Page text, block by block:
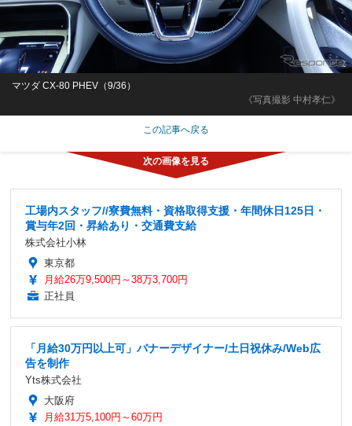
《写真撮影 中村孝仁》
マツダ CX-80 PHEV（9/36）
この記事へ戻る
工場内スタッフ//寮費無料・資格取得支援・年間休日125日・
賞与年2回・昇給あり・交通費支給
株式会社小林
東京都
月給26万9,500円～38万3,700円
正社員
「月給30万円以上可」バナーデザイナー/土日祝休み/Web広
告を制作
Yts株式会社
大阪府
月給31万5,100円～60万円